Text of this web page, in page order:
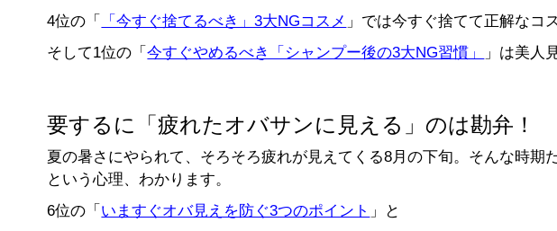
4位の「
「今すぐ捨てるべき」3大NGコスメ 」では今すぐ捨てて正解なコ
そして1位の「今すぐやめるべき「シャンプー後の3大NG習慣」 」は美人
要するに「疲れたオバサンに見える」のは勘弁！
夏の暑さにやられて、そろそろ疲れが見えてくる8月の下旬。そんな時期
という心理、わかります。
6位の「 いますぐオバ見えを防ぐ3つのポイント 」と